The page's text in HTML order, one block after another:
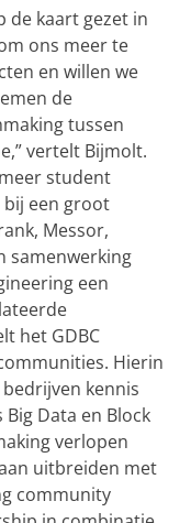
de kaart gezet in
ons meer te
en willen we
de
tussen
vertelt Bijmolt.
student
een groot
Messor,
samenwerking
een
het GDBC
Hierin
kennis
Data en Block
verlopen
uitbreiden met
community